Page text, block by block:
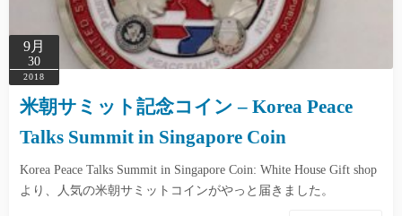
9月
30
2018
米朝サミット記念コイン – Korea Peace
Talks Summit in Singapore Coin
Korea Peace Talks Summit in Singapore Coin: White House Gift shop
より、人気の米朝サミットコインがやっと届きました。